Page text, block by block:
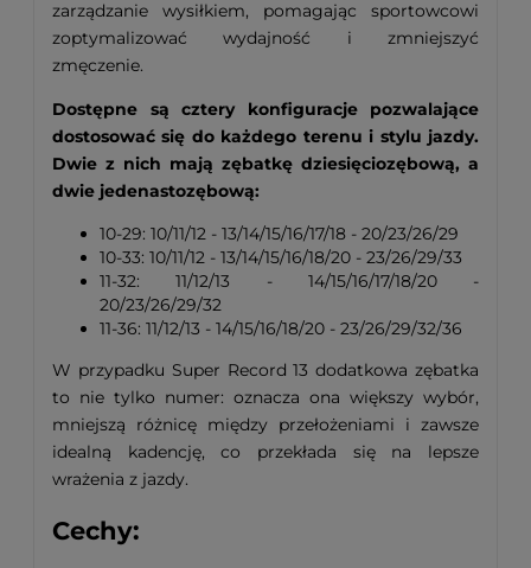
zarządzanie wysiłkiem, pomagając sportowcowi
zoptymalizować wydajność i zmniejszyć
zmęczenie.
Dostępne są cztery konfiguracje pozwalające
dostosować się do każdego terenu i stylu jazdy.
Dwie z nich mają zębatkę dziesięciozębową, a
dwie jedenastozębową:
10-29: 10/11/12 - 13/14/15/16/17/18 - 20/23/26/29
10-33: 10/11/12 - 13/14/15/16/18/20 - 23/26/29/33
11-32: 11/12/13 - 14/15/16/17/18/20 -
20/23/26/29/32
11-36: 11/12/13 - 14/15/16/18/20 - 23/26/29/32/36
W przypadku Super Record 13 dodatkowa zębatka
to nie tylko numer: oznacza ona większy wybór,
mniejszą różnicę między przełożeniami i zawsze
idealną kadencję, co przekłada się na lepsze
wrażenia z jazdy.
Cechy: